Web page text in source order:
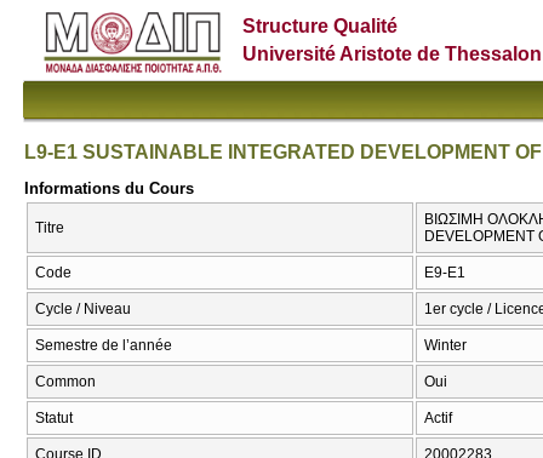
Structure Qualité
Université Aristote de
L9-E1 SUSTAINABLE INTEGRATED DEVELOPMENT
Informations du Cours
Titre
ΒΙΩΣΙΜΗ
DEVELOPMENT
Code Ε9-Ε1
Cycle / Niveau 1er cycle /
Semestre de l’année Winter
Common Oui
Statut Actif